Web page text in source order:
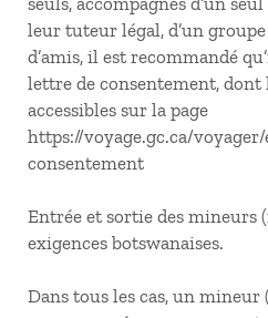
leur tuteur légal, d’un
d’amis, il est recommandé
lettre de consentement, dont
accessibles sur la page
https://voyage.gc.ca/
consentement
Entrée et sortie des mineurs
exigences botswanaises.
Dans tous les cas, un mineur